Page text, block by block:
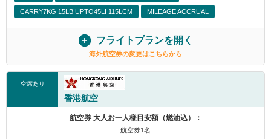
CARRY7KG 15LB UPTO45LI 115LCM MILEAGE ACCRUAL
フライトプランを開く
海外航空券の変更はこちらから
空席あり
香港航空
航空券 大人お一人様目安額（燃油込）：
航空券1名